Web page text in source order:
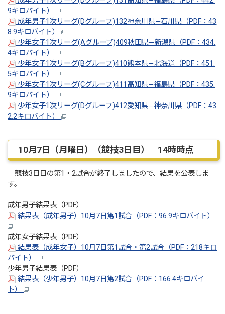
9キロバイト）
成年男子1次リーグ(Dグループ)132神奈川県―石川県（PDF：43
8.9キロバイト）
少年女子1次リーグ(Aグループ)409秋田県―新潟県（PDF：434.
4キロバイト）
少年女子1次リーグ(Bグループ)410熊本県―北海道（PDF：451.
5キロバイト）
少年女子1次リーグ(Cグループ)411高知県―福島県（PDF：435.
9キロバイト）
少年女子1次リーグ(Dグループ)412愛知県―神奈川県（PDF：43
2.2キロバイト）
10月7日（月曜日）（競技3日目） 14時時点
競技3日目の第1・2試合が終了しましたので、結果を公表しま
す。
成年男子結果表（PDF）
結果表（成年男子）10月7日第1試合（PDF：96.9キロバイト）
成年女子結果表（PDF）
結果表（成年女子）10月7日第1試合・第2試合（PDF：218キロ
バイト）
少年男子結果表（PDF）
結果表（少年男子）10月7日第2試合（PDF：166.4キロバイ
ト）